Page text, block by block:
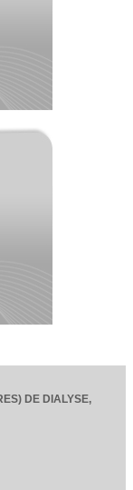
tous les partenaires
DE DIALYSE,